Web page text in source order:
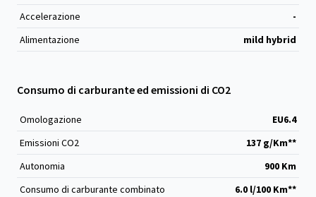
Accelerazione
-
Alimentazione
mild hybrid
Consumo di carburante ed emissioni di CO2
Omologazione
EU6.4
Emissioni CO2
137 g/Km**
Autonomia
900 Km
Consumo di carburante combinato
6.0 l/100 Km**